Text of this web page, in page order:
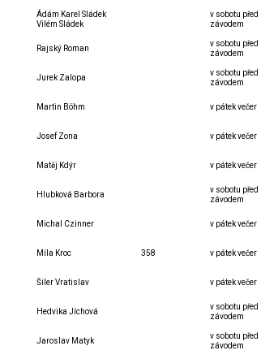
Ádám Karel Sládek
Vilém Sládek
v sobotu před
závodem
Rajský Roman
v sobotu před
závodem
Jurek Zalopa
v sobotu před
závodem
Martin Böhm v pátek večer
Josef Zona v pátek večer
Matěj Kdýr v pátek večer
Hlubková Barbora
v sobotu před
závodem
Michal Czinner v pátek večer
Míla Kroc 358 v pátek večer
Šiler Vratislav v pátek večer
Hedvika Jíchová
v sobotu před
závodem
Jaroslav Matyk
v sobotu před
závodem